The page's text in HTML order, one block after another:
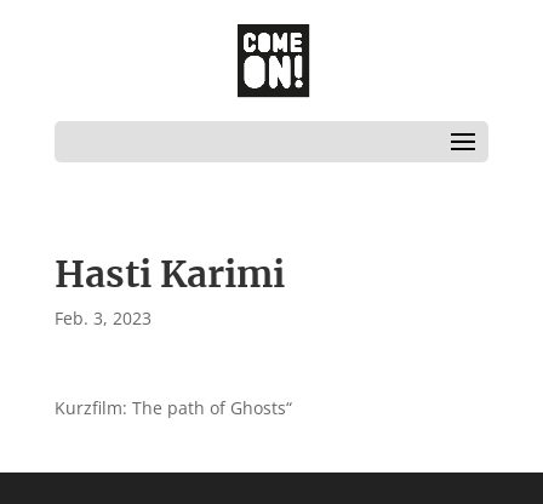
Hasti Karimi
Feb. 3, 2023
Kurzfilm: The path of Ghosts“